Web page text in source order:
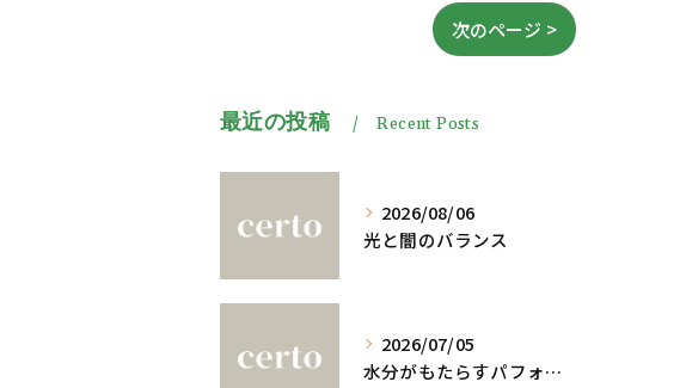
次のページ >
最近の投稿 Recent Posts
2026/08/06
光と闇のバランス
2026/07/05
水分がもたらすパフォーマンスへの影響